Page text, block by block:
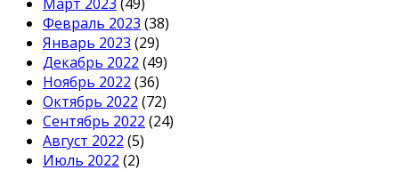
Февраль 2023 (38)
Январь 2023 (29)
Декабрь 2022 (49)
Ноябрь 2022 (36)
Октябрь 2022 (72)
Сентябрь 2022 (24)
Август 2022 (5)
Июль 2022 (2)